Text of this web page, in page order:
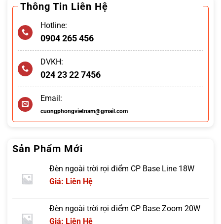
Thông Tin Liên Hệ
Hotline:
0904 265 456
DVKH:
024 23 22 7456
Email:
cuongphongvietnam@gmail.com
Sản Phẩm Mới
Đèn ngoài trời rọi điểm CP Base Line 18W
Giá: Liên Hệ
Đèn ngoài trời rọi điểm CP Base Zoom 20W
Giá: Liên Hệ